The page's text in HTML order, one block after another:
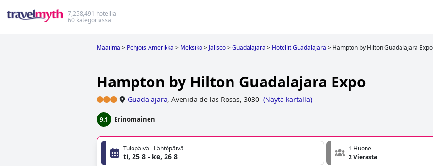
7,258,491 hotellia
60 kategoriassa
Maailma > Pohjois-Amerikka > Meksiko> Jalisco>Guadalajara > Hotellit Guadalajara > Hampton by Hilton Guadalajara Expo
Hampton by Hilton Guadalajara Expo
Guadalajara, Avenida de las Rosas, 3030 (Näytä kartalla)
9.1 Erinomainen
Tulopäivä - Lähtöpäivä
ti, 25 8 - ke, 26 8
1 Huone
2 Vierasta